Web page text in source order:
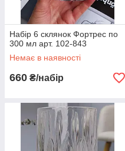
Набір 6 склянок Фортрес по
300 мл арт. 102-843
Немає в наявності
660 ₴/набір